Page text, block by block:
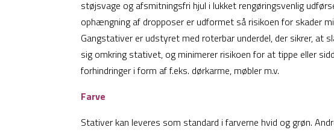
støjsvage og afsmitningsfri hjul i lukket rengøringsvenlig
ophængning af dropposer er udformet så risikoen for skader
Gangstativer er udstyret med roterbar underdel, der sikrer, at
sig omkring stativet, og minimerer risikoen for at tippe eller
forhindringer i form af f.eks. dørkarme, møbler m.v.
Farve
Stativer kan leveres som standard i farverne hvid og grøn.